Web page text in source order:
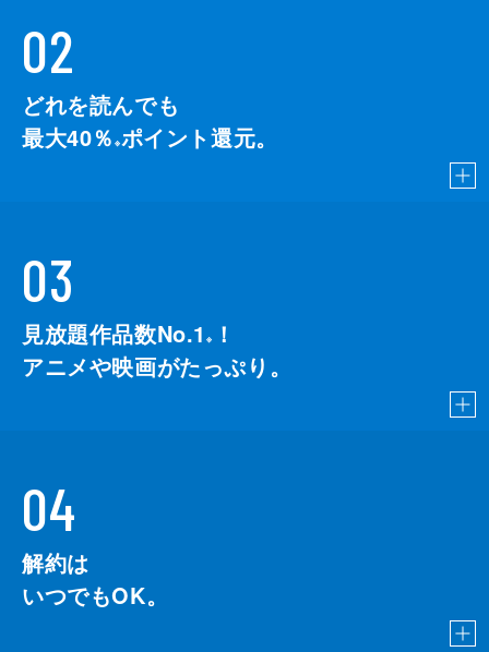
02
どれを読んでも
最大40％ ※ポイント還元。
03
見放題作品数No.1 ※
！
アニメや映画がたっぷり。
04
解約は
いつでもOK。